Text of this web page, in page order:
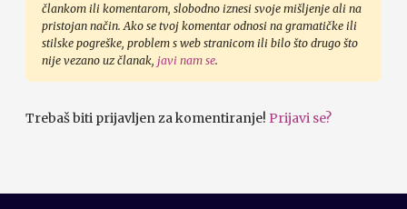
člankom ili komentarom, slobodno iznesi svoje mišljenje ali na
pristojan način. Ako se tvoj komentar odnosi na gramatičke ili
stilske pogreške, problem s web stranicom ili bilo što drugo što
nije vezano uz članak, javi nam se.
Trebaš biti prijavljen za komentiranje! Prijavi se?